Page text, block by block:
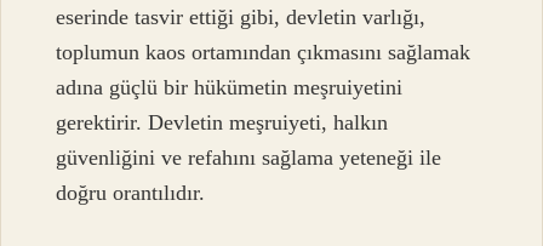
eserinde tasvir ettiği gibi, devletin varlığı,
toplumun kaos ortamından çıkmasını sağlamak
adına güçlü bir hükümetin meşruiyetini
gerektirir. Devletin meşruiyeti, halkın
güvenliğini ve refahını sağlama yeteneği ile
doğru orantılıdır.